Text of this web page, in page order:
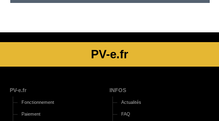
PV-e.fr
PV-e.fr
Fonctionnement
Paiement
INFOS
Actualités
FAQ